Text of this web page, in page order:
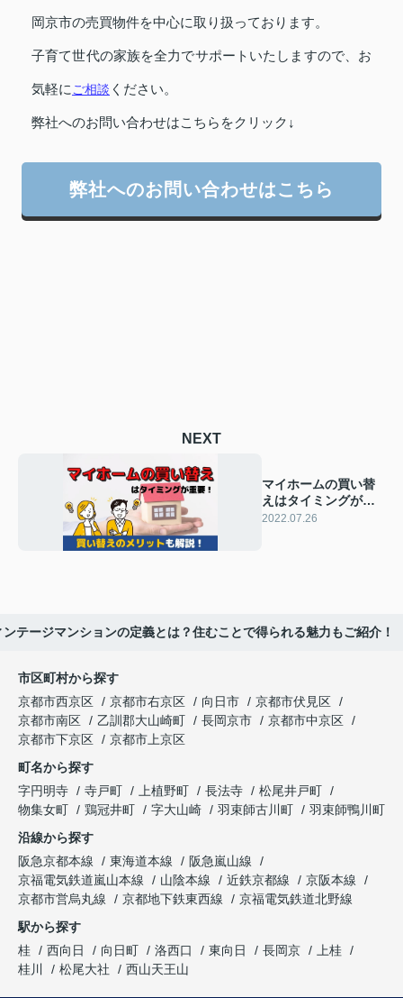
岡京市の売買物件を中心に取り扱っております。
子育て世代の家族を全力でサポートいたしますので、お
気軽にご相談 ください。
弊社へのお問い合わせはこちらをクリック↓
弊社へのお問い合わせはこちら
NEXT
マイホームの買い替
えはタイミングが重
要！買い替えのメリ
2022.07.26
ンテージマンションの定義とは？住むことで得られる魅力もご紹介！
市区町村から探す
京都市西京区
京都市右京区 向日市
京都市伏見区
京都市南区
乙訓郡大山崎町 長岡京市
京都市中京区
京都市下京区
京都市上京区
町名から探す
字円明寺
寺戸町 上植野町 長法寺
松尾井戸町
物集女町
鶏冠井町 字大山崎 羽束師古川町
羽束師鴨川町
沿線から探す
阪急京都本線
東海道本線
阪急嵐山線
京福電気鉄道嵐山本線
山陰本線 近鉄京都線
京阪本線
京都市営烏丸線
京都地下鉄東西線
京福電気鉄道北野線
駅から探す
桂
西向日 向日町 洛西口 東向日 長岡京
上桂
桂川
松尾大社 西山天王山